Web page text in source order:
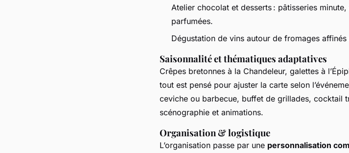
Atelier chocolat et desserts : pâtisseries
parfumées.
Dégustation de vins autour de fromages
Saisonnalité et thématiques adaptatives
Crêpes bretonnes à la Chandeleur, galettes à
tout est pensé pour ajuster la carte selon
ceviche ou barbecue, buffet de grillades, cocktail
scénographie et animations.
Organisation & logistique
L’organisation passe par une personnalisation